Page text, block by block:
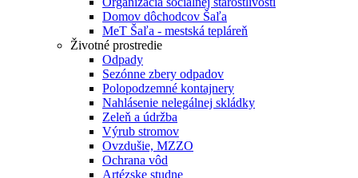
Domov dôchodcov Šaľa
MeT Šaľa - mestská tepláreň
Životné prostredie
Odpady
Sezónne zbery odpadov
Polopodzemné kontajnery
Nahlásenie nelegálnej skládky
Zeleň a údržba
Výrub stromov
Ovzdušie, MZZO
Ochrana vôd
Artézske studne